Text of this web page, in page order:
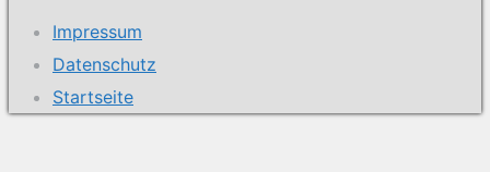
Impressum
Datenschutz
Startseite